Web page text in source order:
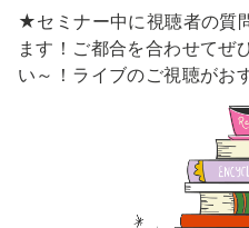
★セミナー中に視聴者の質
ます！ご都合を合わせてぜ
い～！ライブのご視聴がお